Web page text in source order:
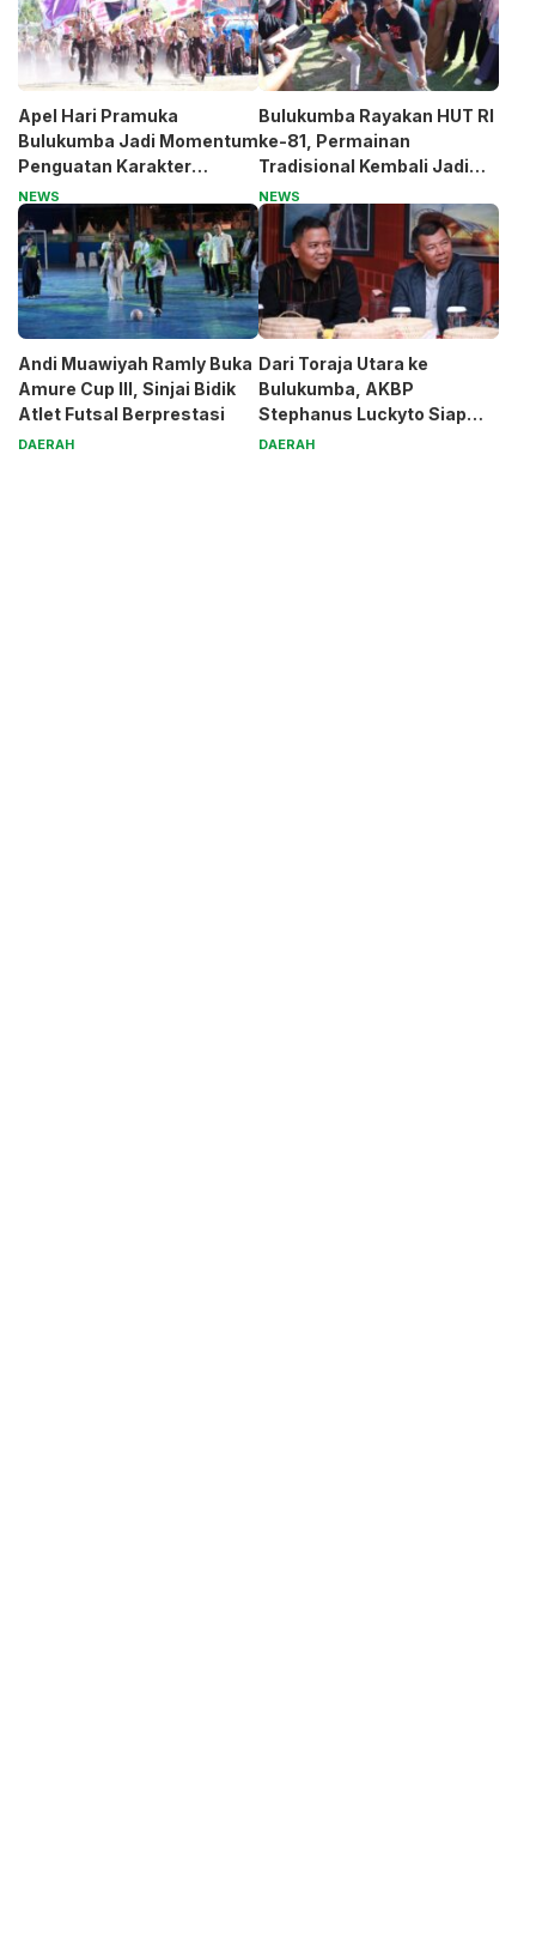
Apel Hari Pramuka
Bulukumba Jadi Momentum
Penguatan Karakter
Generasi Muda
NEWS
Bulukumba Rayakan HUT RI
ke-81, Permainan
Tradisional Kembali Jadi
Magnet
NEWS
Andi Muawiyah Ramly Buka
Amure Cup III, Sinjai Bidik
Atlet Futsal Berprestasi
DAERAH
Dari Toraja Utara ke
Bulukumba, AKBP
Stephanus Luckyto Siap
Jaga Kamtibmas
DAERAH